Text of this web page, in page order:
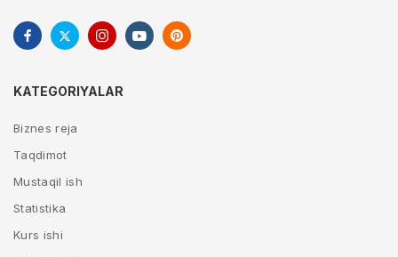
KATEGORIYALAR
Biznes reja
Taqdimot
Mustaqil ish
Statistika
Kurs ishi